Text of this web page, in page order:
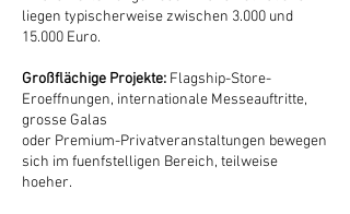
liegen typischerweise zwischen 3.000 und
15.000 Euro.
Großflächige Projekte: Flagship-Store-
Eroeffnungen, internationale Messeauftritte,
grosse Galas
oder Premium-Privatveranstaltungen bewegen
sich im fuenfstelligen Bereich, teilweise
hoeher.